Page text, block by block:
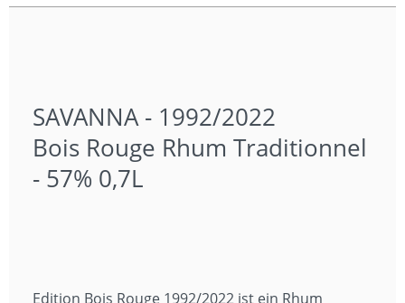
SAVANNA - 1992/2022
Bois Rouge Rhum Traditionnel
- 57% 0,7L
Edition Bois Rouge 1992/2022 ist ein Rhum